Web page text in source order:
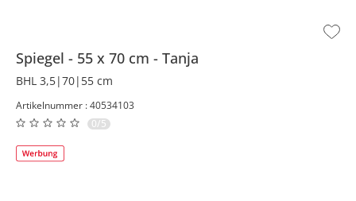
Spiegel 55 x 70 cm Tanja
BHL 3,5|70|55 cm
Artikelnummer : 40534103
0/5